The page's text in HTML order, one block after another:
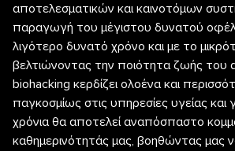
αποτελεσματικών και καινοτόμων
παραγωγή του μέγιστου δυνατού
λιγότερο δυνατό χρόνο και με το
βελτιώνοντας την ποιότητα ζωής
biohacking κερδίζει ολοένα και
παγκοσμίως στις υπηρεσίες υγείας και
χρόνια θα αποτελεί αναπόσπαστο
καθημερινότητάς μας, βοηθώντας μας